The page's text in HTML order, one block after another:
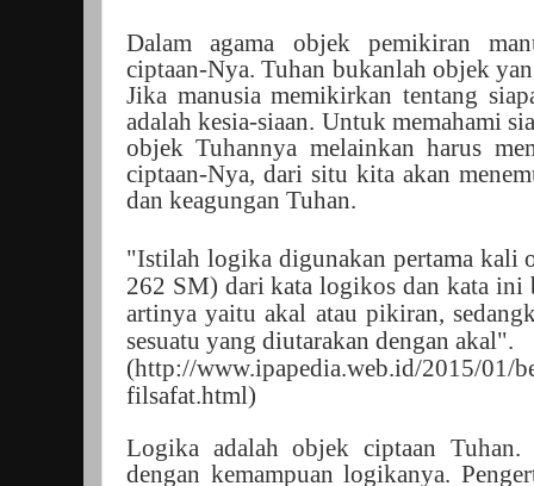
Dalam agama objek pemikiran
ciptaan-Nya. Tuhan bukanlah objek
Jika manusia memikirkan tentang
adalah kesia-siaan. Untuk memahami
objek Tuhannya melainkan harus
ciptaan-Nya, dari situ kita akan
dan keagungan Tuhan.
"Istilah logika digunakan pertama kali
262 SM) dari kata logikos dan kata ini
artinya yaitu akal atau pikiran,
sesuatu yang diutarakan dengan akal".
(http://www.ipapedia.web.id/2015/01/
filsafat.html)
Logika adalah objek ciptaan Tuhan.
dengan kemampuan logikanya.